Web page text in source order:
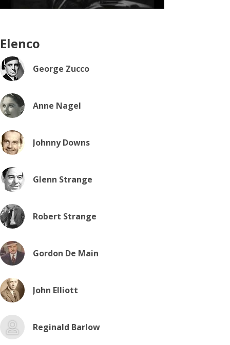
Elenco
George Zucco
Anne Nagel
Johnny Downs
Glenn Strange
Robert Strange
Gordon De Main
John Elliott
Reginald Barlow